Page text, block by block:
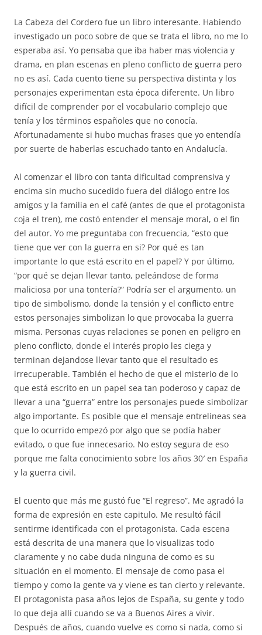
La Cabeza del Cordero fue un libro interesante. Habiendo
investigado un poco sobre de que se trata el libro, no me lo
esperaba así. Yo pensaba que iba haber mas violencia y
drama, en plan escenas en pleno conflicto de guerra pero
no es así. Cada cuento tiene su perspectiva distinta y los
personajes experimentan esta época diferente. Un libro
difícil de comprender por el vocabulario complejo que
tenía y los términos españoles que no conocía.
Afortunadamente si hubo muchas frases que yo entendía
por suerte de haberlas escuchado tanto en Andalucía.
Al comenzar el libro con tanta dificultad comprensiva y
encima sin mucho sucedido fuera del diálogo entre los
amigos y la familia en el café (antes de que el protagonista
coja el tren), me costó entender el mensaje moral, o el fin
del autor. Yo me preguntaba con frecuencia, “esto que
tiene que ver con la guerra en si? Por qué es tan
importante lo que está escrito en el papel? Y por último,
“por qué se dejan llevar tanto, peleándose de forma
maliciosa por una tontería?” Podría ser el argumento, un
tipo de simbolismo, donde la tensión y el conflicto entre
estos personajes simbolizan lo que provocaba la guerra
misma. Personas cuyas relaciones se ponen en peligro en
pleno conflicto, donde el interés propio les ciega y
terminan dejandose llevar tanto que el resultado es
irrecuperable. También el hecho de que el misterio de lo
que está escrito en un papel sea tan poderoso y capaz de
llevar a una “guerra” entre los personajes puede simbolizar
algo importante. Es posible que el mensaje entrelineas sea
que lo ocurrido empezó por algo que se podía haber
evitado, o que fue innecesario. No estoy segura de eso
porque me falta conocimiento sobre los años 30′ en España
y la guerra civil.
El cuento que más me gustó fue “El regreso”. Me agradó la
forma de expresión en este capitulo. Me resultó fácil
sentirme identificada con el protagonista. Cada escena
está descrita de una manera que lo visualizas todo
claramente y no cabe duda ninguna de como es su
situación en el momento. El mensaje de como pasa el
tiempo y como la gente va y viene es tan cierto y relevante.
El protagonista pasa años lejos de España, su gente y todo
lo que deja allí cuando se va a Buenos Aires a vivir.
Después de años, cuando vuelve es como si nada, como si